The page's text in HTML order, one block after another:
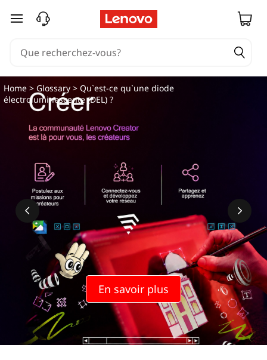
Q
e
n
passer au contenu principal
En savoir plus
Home >Glossary > Qu`est-ce qu`une diode
électroluminescente (DEL) ?